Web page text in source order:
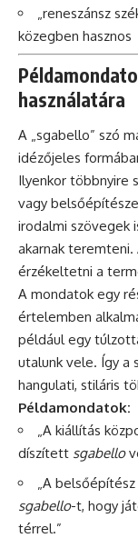
„reneszánsz
közegben hasznos
használatára
A „sgabello” szó
idézőjeles
Ilyenkor többnyire
vagy
irodalmi szövegek
akarnak
érzékeltetni a
A mondatok egy
értelemben
például egy
utalunk vele. Így a
hangulati, stiláris
Példamondatok:
„A kiállítás
díszített sgabello
„A
sgabello-t, hogy
térrel.”